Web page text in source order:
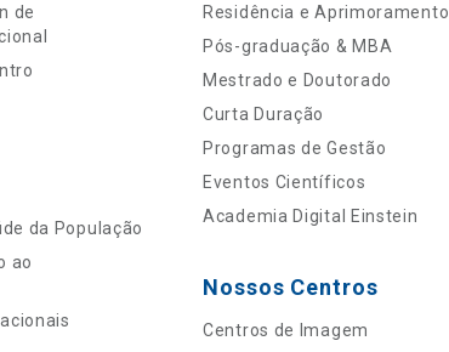
de
da População
ao
Residência e Aprimoramento
Pós-graduação & MBA
Mestrado e Doutorado
Curta Duração
Programas de Gestão
Eventos Científicos
Academia Digital Einstein
Nossos Centros
Centros de Imagem